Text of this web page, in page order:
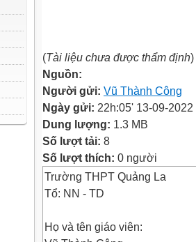
(Tài liệu chưa được thẩm định)
Nguồn:
Người gửi: Vũ Thành Công
Ngày gửi: 22h:05' 13-09-2022
Dung lượng: 1.3 MB
Số lượt tải: 8
Số lượt thích: 0 người
Trường THPT Quảng La
Tổ: NN - TD
Họ và tên giáo viên: